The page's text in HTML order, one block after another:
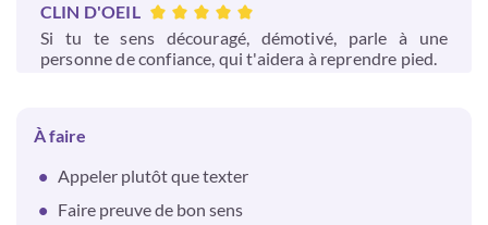
CLIN D'OEIL
Si tu te sens découragé, démotivé, parle à une
personne de confiance, qui t'aidera à reprendre pied.
À faire
Appeler plutôt que texter
Faire preuve de bon sens